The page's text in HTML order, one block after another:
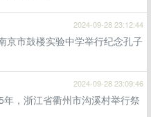
2024-09-28 23:12:44
京市鼓楼实验中学举行纪念孔子
2024-09-28 23:09:46
，浙江省衢州市沟溪村举行祭